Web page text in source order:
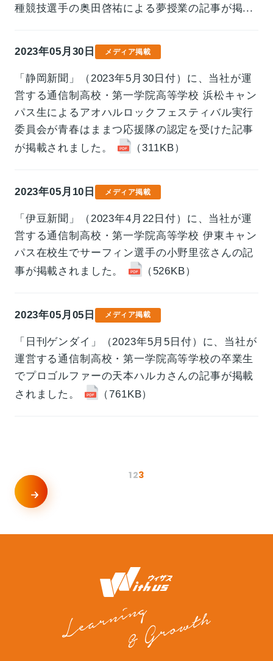
種競技選手の奥田啓祐による夢授業の記事が掲...
2023年05月30日 メディア掲載
「静岡新聞」（2023年5月30日付）に、当社が運
営する通信制高校・第一学院高等学校 浜松キャン
パス生によるアオハルロックフェスティバル実行
委員会が青春はままつ応援隊の認定を受けた記事
が掲載されました。
（311KB）
2023年05月10日 メディア掲載
「伊豆新聞」（2023年4月22日付）に、当社が運
営する通信制高校・第一学院高等学校 伊東キャン
パス在校生でサーフィン選手の小野里弦さんの記
事が掲載されました。
（526KB）
2023年05月05日 メディア掲載
「日刊ゲンダイ」（2023年5月5日付）に、当社が
運営する通信制高校・第一学院高等学校の卒業生
でプロゴルファーの天本ハルカさんの記事が掲載
されました。
（761KB）
123